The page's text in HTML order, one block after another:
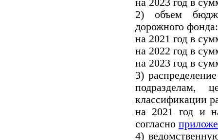
2) объем
дорожного
на 2021 год в
на 2022 год в
на 2023 год в
3)
подразделам,
классификации
на 2021 год и
согласно
4)